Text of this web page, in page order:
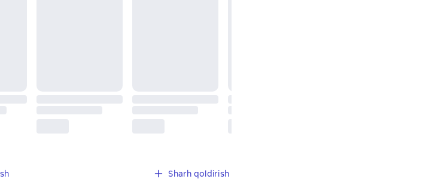
Sharh qoldirish